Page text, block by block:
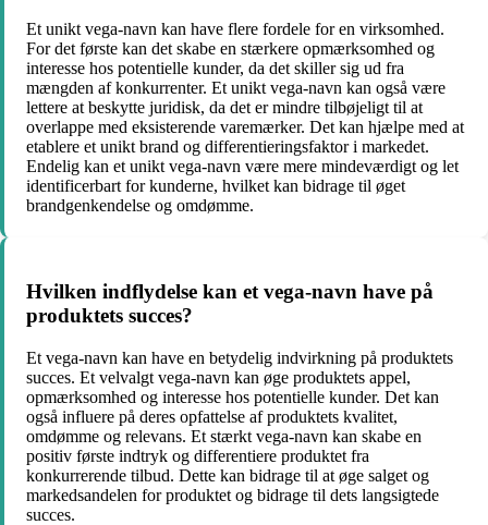
Et unikt vega-navn kan have flere fordele for en virksomhed.
For det første kan det skabe en stærkere opmærksomhed og
interesse hos potentielle kunder, da det skiller sig ud fra
mængden af ​​konkurrenter. Et unikt vega-navn kan også være
lettere at beskytte juridisk, da det er mindre tilbøjeligt til at
overlappe med eksisterende varemærker. Det kan hjælpe med at
etablere et unikt brand og differentieringsfaktor i markedet.
Endelig kan et unikt vega-navn være mere mindeværdigt og let
identificerbart for kunderne, hvilket kan bidrage til øget
brandgenkendelse og omdømme.
Hvilken indflydelse kan et vega-navn have på
produktets succes?
Et vega-navn kan have en betydelig indvirkning på produktets
succes. Et velvalgt vega-navn kan øge produktets appel,
opmærksomhed og interesse hos potentielle kunder. Det kan
også influere på deres opfattelse af produktets kvalitet,
omdømme og relevans. Et stærkt vega-navn kan skabe en
positiv første indtryk og differentiere produktet fra
konkurrerende tilbud. Dette kan bidrage til at øge salget og
markedsandelen for produktet og bidrage til dets langsigtede
succes.